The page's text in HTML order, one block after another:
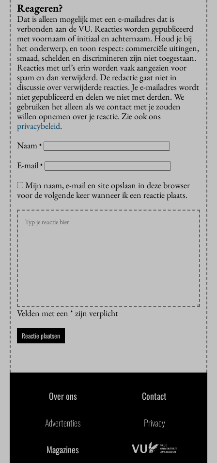
Reageren?
Dat is alleen mogelijk met een e-mailadres dat is
verbonden aan de VU. Reacties worden gepubliceerd
met voornaam of initiaal en achternaam. Houd je bij
het onderwerp, en toon respect: commerciële uitingen,
smaad, schelden en discrimineren zijn niet toegestaan.
Reacties met url’s erin worden vaak aangezien voor
spam en dan verwijderd. De redactie gaat niet in
discussie over verwijderde reacties. Je e-mailadres wordt
niet gepubliceerd en delen we niet met derden. We
gebruiken het alleen als we contact met je zouden
willen opnemen over je reactie. Zie ook ons
privacybeleid.
Naam *
E-mail *
Mijn naam, e-mail en site opslaan in deze browser
voor de volgende keer wanneer ik een reactie plaats.
Velden met een * zijn verplicht
Over ons Contact
Advertenties Privacy
Magazines